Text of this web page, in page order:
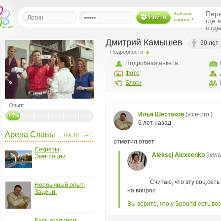
Войти
Забыли
пароль?
где
друзей
рассылку
Опыт:
0.0%
Top-10
Арена Славы
Секреты
Эмиграции
Необычный опыт.
Зацени.
Дмитрий Камышев 50 лет
Подробности
Подробная анкета
Фото
Блоги